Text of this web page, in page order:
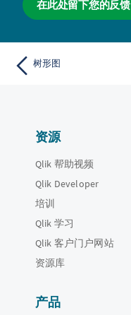
在此处留下您的反馈
树形图
资源
Qlik 帮助视频
Qlik Developer
培训
Qlik 学习
Qlik 客户门户网站
资源库
产品